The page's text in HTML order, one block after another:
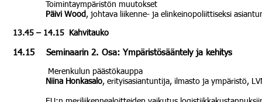
Toimintaympäristön muutokset
Päivi Wood , johtava liikenne- ja elinkeinopoliittiseksi
13.45 – 14.15 Kahvitauko
14.15 Seminaarin 2. Osa: Ympäristösääntely ja kehitys
Merenkulun päästökauppa
Niina Honkasalo, erityisasiantuntija, ilmasto ja ympäristö,